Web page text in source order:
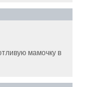
мамочку в